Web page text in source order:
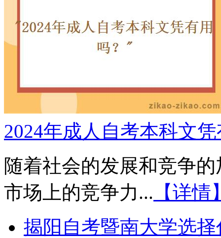
2024年成人自考本科文
随着社会的发展和竞争
市场上的竞争力... 【详情
揭阳自考暨南大学选